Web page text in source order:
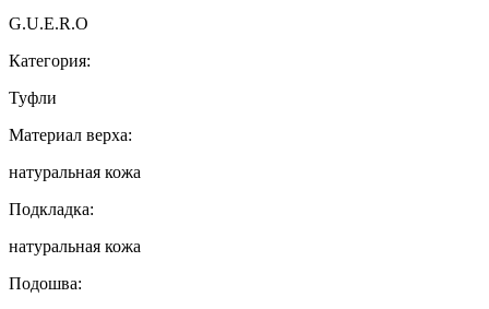
G.U.E.R.O
Категория:
Туфли
Материал верха:
натуральная кожа
Подкладка:
натуральная кожа
Подошва: